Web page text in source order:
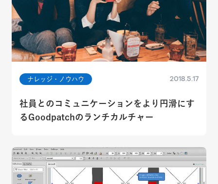
ナレッジ・ノウハウ 2018.5.17
社員とのコミュニケーションをより円滑にす
るGoodpatchのランチカルチャー